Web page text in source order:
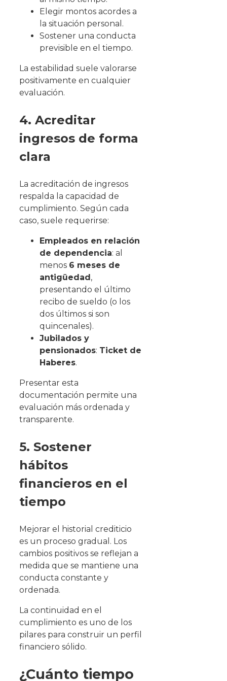
Elegir montos acordes a
la situación personal.
Sostener una conducta
previsible en el tiempo.
La estabilidad suele valorarse
positivamente en cualquier
evaluación.
4. Acreditar
ingresos de forma
clara
La acreditación de ingresos
respalda la capacidad de
cumplimiento. Según cada
caso, suele requerirse:
Empleados en relación
de dependencia: al
menos 6 meses de
antigüedad,
presentando el último
recibo de sueldo (o los
dos últimos si son
quincenales).
Jubilados y
pensionados: Ticket de
Haberes.
Presentar esta
documentación permite una
evaluación más ordenada y
transparente.
5. Sostener
hábitos
financieros en el
tiempo
Mejorar el historial crediticio
es un proceso gradual. Los
cambios positivos se reflejan a
medida que se mantiene una
conducta constante y
ordenada.
La continuidad en el
cumplimiento es uno de los
pilares para construir un perfil
financiero sólido.
¿Cuánto tiempo